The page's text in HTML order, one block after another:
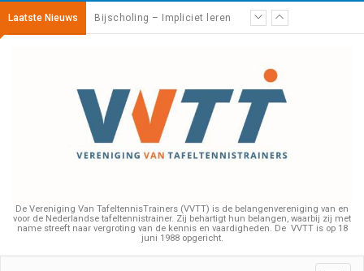
Laatste Nieuws Bijscholing – Impliciet leren
De Vereniging Van TafeltennisTrainers (VVTT) is de belangenvereniging van en
voor de Nederlandse tafeltennistrainer. Zij behartigt hun belangen, waarbij zij met
name streeft naar vergroting van de kennis en vaardigheden. De VVTT is op 18
juni 1988 opgericht.